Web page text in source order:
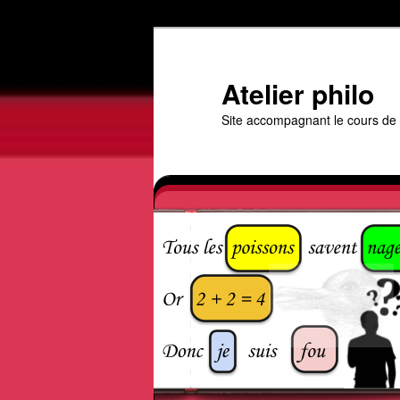
principal
Atelier philo
Site accompagnant le cours